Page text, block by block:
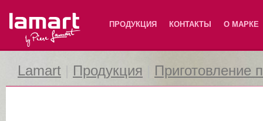
Lamart ПРОДУКЦИЯ КОНТАКТЫ О МАРКЕ
Lamart Продукция Приготовление